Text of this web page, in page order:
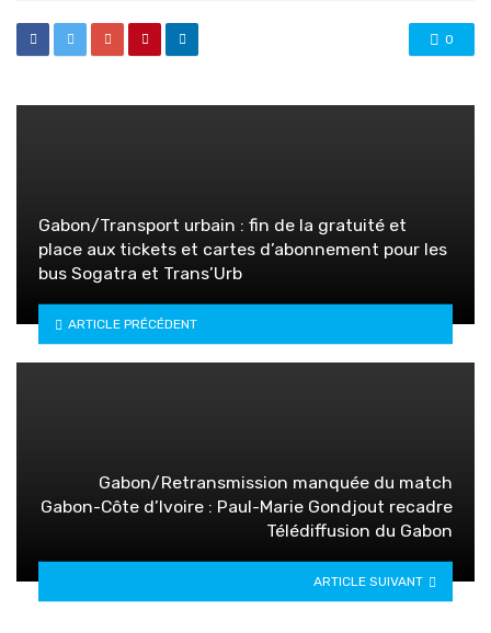
0
Gabon/Transport urbain : fin de la gratuité et
place aux tickets et cartes d’abonnement pour les
bus Sogatra et Trans’Urb
ARTICLE PRÉCÉDENT
Gabon/Retransmission manquée du match
Gabon-Côte d’Ivoire : Paul-Marie Gondjout recadre
Télédiffusion du Gabon
ARTICLE SUIVANT